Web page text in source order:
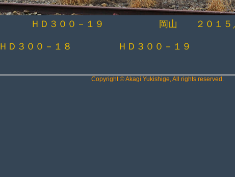
ＨＤ３００－１９ 岡山 ２０１５／
ＨＤ３００－１８ ＨＤ３００－１９ Ｅ
Copyright © Akagi Yukishige, All rights reserved.